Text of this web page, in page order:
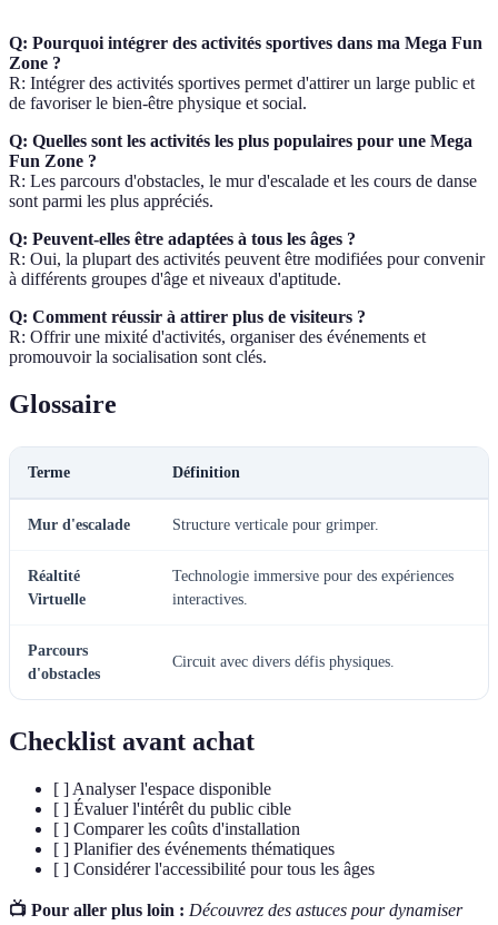
Q: Pourquoi intégrer des activités sportives dans ma Mega Fun
Zone ?
R: Intégrer des activités sportives permet d'attirer un large public et
de favoriser le bien-être physique et social.
Q: Quelles sont les activités les plus populaires pour une Mega
Fun Zone ?
R: Les parcours d'obstacles, le mur d'escalade et les cours de danse
sont parmi les plus appréciés.
Q: Peuvent-elles être adaptées à tous les âges ?
R: Oui, la plupart des activités peuvent être modifiées pour convenir
à différents groupes d'âge et niveaux d'aptitude.
Q: Comment réussir à attirer plus de visiteurs ?
R: Offrir une mixité d'activités, organiser des événements et
promouvoir la socialisation sont clés.
Glossaire
Terme Définition
Mur d'escalade Structure verticale pour grimper.
Réaltité
Virtuelle
Technologie immersive pour des expériences
interactives.
Parcours
d'obstacles
Circuit avec divers défis physiques.
Checklist avant achat
[ ] Analyser l'espace disponible
[ ] Évaluer l'intérêt du public cible
[ ] Comparer les coûts d'installation
[ ] Planifier des événements thématiques
[ ] Considérer l'accessibilité pour tous les âges
📺 Pour aller plus loin : Découvrez des astuces pour dynamiser